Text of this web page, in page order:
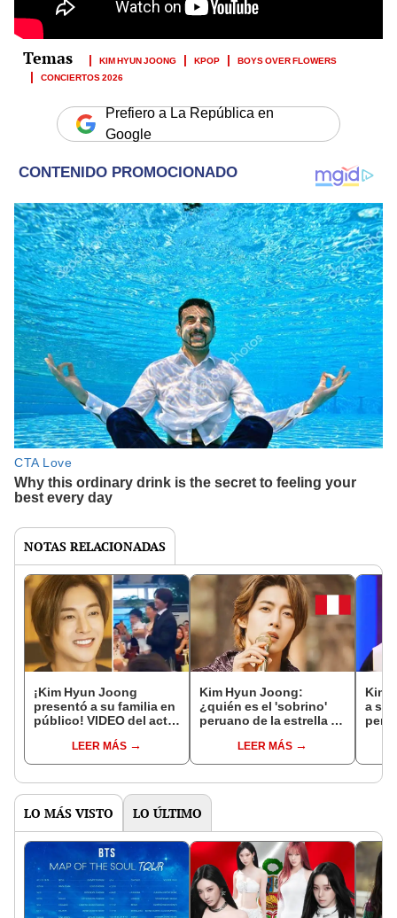
KIM HYUN JOONG KPOP
BOYS OVER FLOWERS
CONCIERTOS 2026
Prefiero a La República en
Google
NOTAS RELACIONADAS
¡Kim Hyun Joong
presentó a su familia en
público! VIDEO del actor
se vuelve VIRAL
LEER MÁS
Kim Hyun Joong:
¿quién es el 'sobrino'
peruano de la estrella de
LEER MÁS
Kim
a su
LO MÁS VISTO LO ÚLTIMO